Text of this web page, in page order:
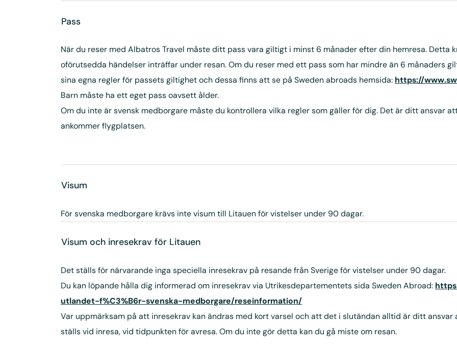
Pass
När du reser med Albatros Travel måste ditt pass vara giltigt i minst 6 månader efter din hemresa. Detta
oförutsedda händelser inträffar under resan. Om du reser med ett pass som har mindre än 6 månaders
sina egna regler för passets giltighet och dessa finns att se på Sweden abroads hemsida: https://
Barn måste ha ett eget pass oavsett ålder.
Om du inte är svensk medborgare måste du kontrollera vilka regler som gäller för dig. Det är ditt ansvar
ankommer flygplatsen.
Visum
För svenska medborgare krävs inte visum till Litauen för vistelser under 90 dagar.
Visum och inresekrav för Litauen
Det ställs för närvarande inga speciella inresekrav på resande från Sverige för vistelser under 90 dagar.
Du kan löpande hålla dig informerad om inresekrav via Utrikesdepartementets sida Sweden Abroad:
utlandet-f%C3%B6r-svenska-medborgare/reseinformation/
Var uppmärksam på att inresekrav kan ändras med kort varsel och att det i slutändan alltid är ditt
ställs vid inresa, vid tidpunkten för avresa. Om du inte gör detta kan du gå miste om resan.